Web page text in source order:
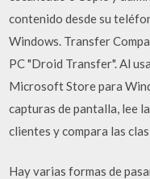
contenido desde su
Windows. Transfer
PC "Droid Transfer". Al
Microsoft Store para
capturas de pantalla, lee
clientes y compara las
Hay varias formas de